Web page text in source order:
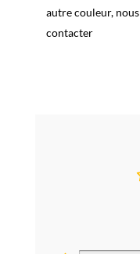
autre couleur, nous
contacter